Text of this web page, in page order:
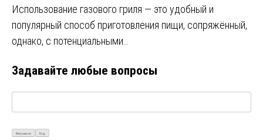
Использование газового гриля — это удобный и
популярный способ приготовления пищи, сопряжённый,
однако, с потенциальными…
Задавайте любые вопросы
Визуально Код